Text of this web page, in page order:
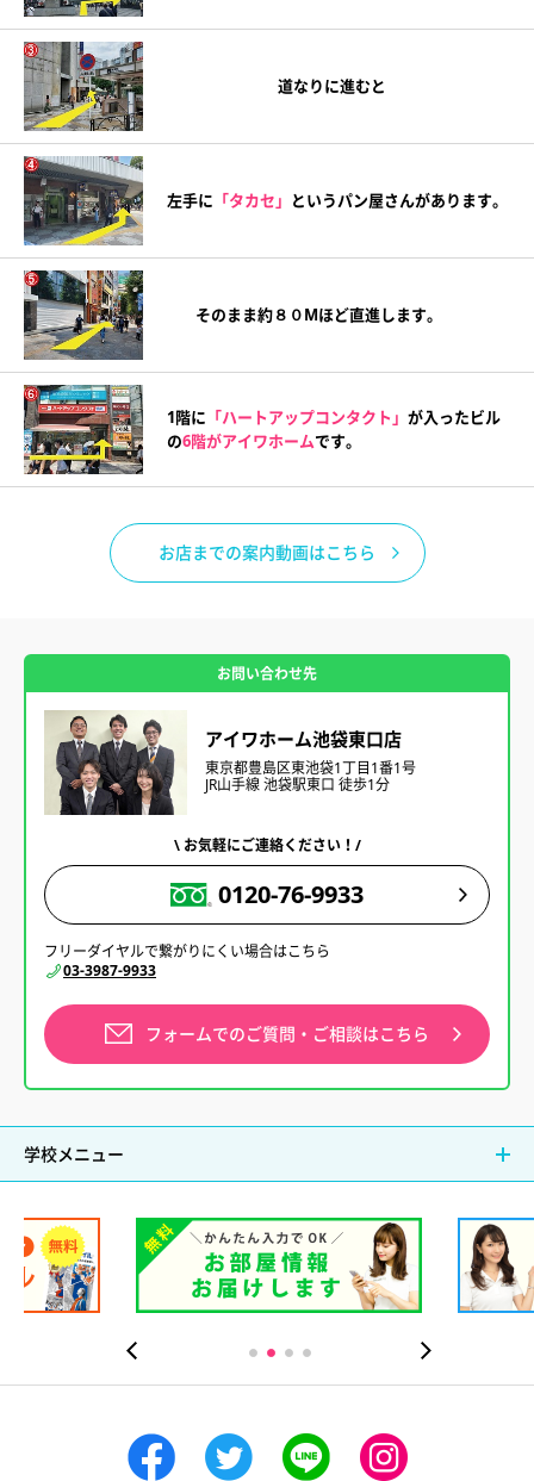
道なりに進むと
左手に 「タカセ」 というパン屋さんがあります。
そのまま約８０Mほど直進します。
1階に 「ハートアップコンタクト」 が入ったビル
の6階がアイワホームです。
お店までの案内動画はこちら
お問い合わせ先
アイワホーム池袋東口店
東京都豊島区東池袋1丁目1番1号
JR山手線 池袋駅東口 徒歩1分
\ お気軽にご連絡ください！/
0120-76-9933
フリーダイヤルで繋がりにくい場合はこちら
03-3987-9933
フォームでのご質問・ご相談はこちら
学校メニュー